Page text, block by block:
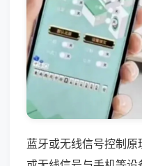
蓝牙或无线信号控制